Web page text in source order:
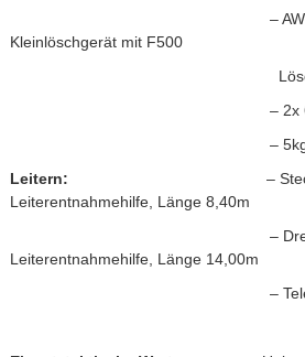
– AWG
Kleinlöschgerät mit F500
– 2x 6kg ABC
– 5kg
Leitern:
–
Leiterentnahmehilfe, Länge 8,40m
– Dreiteilige
Leiterentnahmehilfe, Länge 14,00m
–